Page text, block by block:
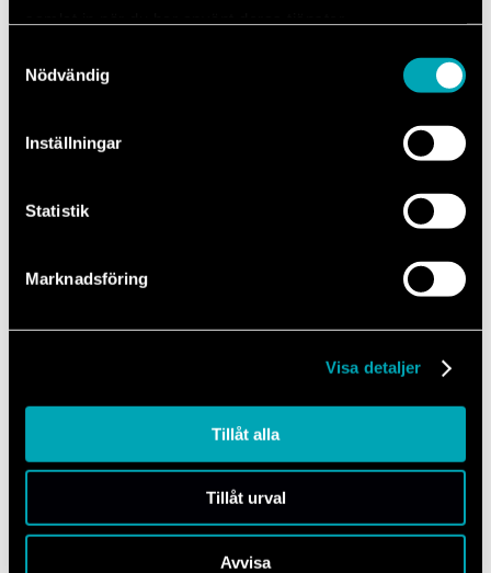
Nödvändig
Inställningar
Statistik
Marknadsföring
Visa detaljer
Tillåt alla
Tillåt urval
Avvisa
Läs mer
Integritet